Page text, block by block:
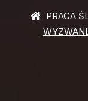
PRACA